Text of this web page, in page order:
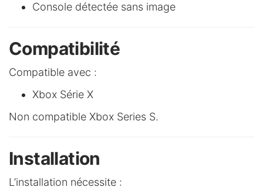
Console détectée sans image
Compatibilité
Compatible avec :
Xbox Série X
Non compatible Xbox Series S.
Installation
L’installation nécessite :